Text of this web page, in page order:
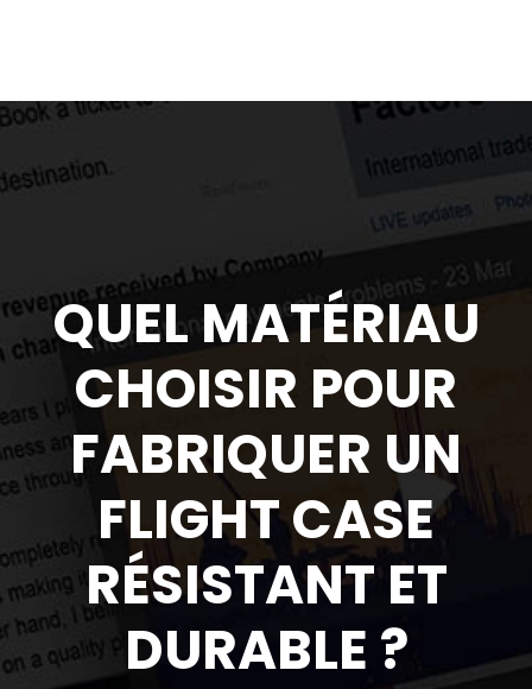
QUEL MATÉRIAU
CHOISIR POUR
FABRIQUER UN
FLIGHT CASE
RÉSISTANT ET
DURABLE ?